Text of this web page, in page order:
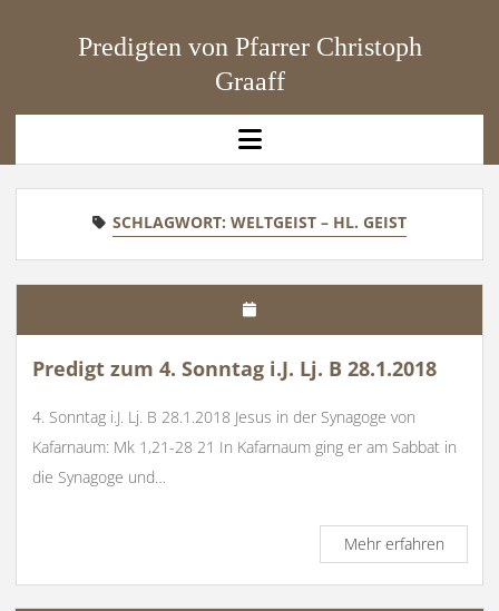
Predigten von Pfarrer Christoph
Graaff
open
menu
SCHLAGWORT: WELTGEIST – HL. GEIST
Predigt zum 4. Sonntag i.J. Lj. B 28.1.2018
4. Sonntag i.J. Lj. B 28.1.2018 Jesus in der Synagoge von
Kafarnaum: Mk 1,21-28 21 In Kafarnaum ging er am Sabbat in
die Synagoge und…
Mehr erfahrenPredigt
zum
4.